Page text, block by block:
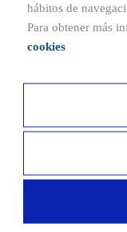
excesivo tiempo en
está conectada con
para quienes
Encuentra en Natura -
podrás escoger entre
exclusivas terrazas
vistas a la sierra
hábitos de
Para obtener más
cookies